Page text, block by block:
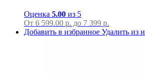
Оценка 5.00 из 5
От 6 599.00 р. до 7 399 р.
Добавить в избранное Удалить из